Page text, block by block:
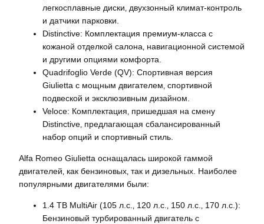
легкосплавные диски‚ двухзонный климат-контроль
и датчики парковки.
Distinctive: Комплектация премиум-класса с
кожаной отделкой салона‚ навигационной системой
и другими опциями комфорта.
Quadrifoglio Verde (QV): Спортивная версия
Giulietta с мощным двигателем‚ спортивной
подвеской и эксклюзивным дизайном.
Veloce: Комплектация‚ пришедшая на смену
Distinctive‚ предлагающая сбалансированный
набор опций и спортивный стиль.
Alfa Romeo Giulietta оснащалась широкой гаммой
двигателей‚ как бензиновых‚ так и дизельных. Наиболее
популярными двигателями были:
1.4 TB MultiAir (105 л.с.‚ 120 л.с.‚ 150 л.с.‚ 170 л.с.):
Бензиновый турбированный двигатель с